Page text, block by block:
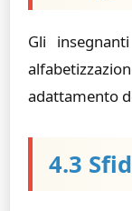
Gli
adattamento
4.3